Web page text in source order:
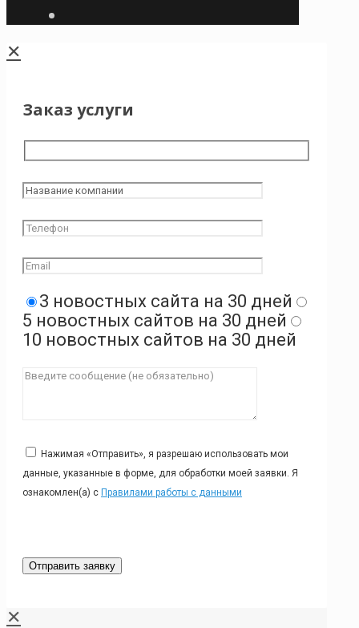
✕
Заказ услуги
3 новостных сайта на 30 дней
5 новостных сайтов на 30 дней
10 новостных сайтов на 30 дней
Нажимая «Отправить», я разрешаю использовать мои
данные, указанные в форме, для обработки моей заявки. Я
ознакомлен(а) с Правилами работы с данными
✕